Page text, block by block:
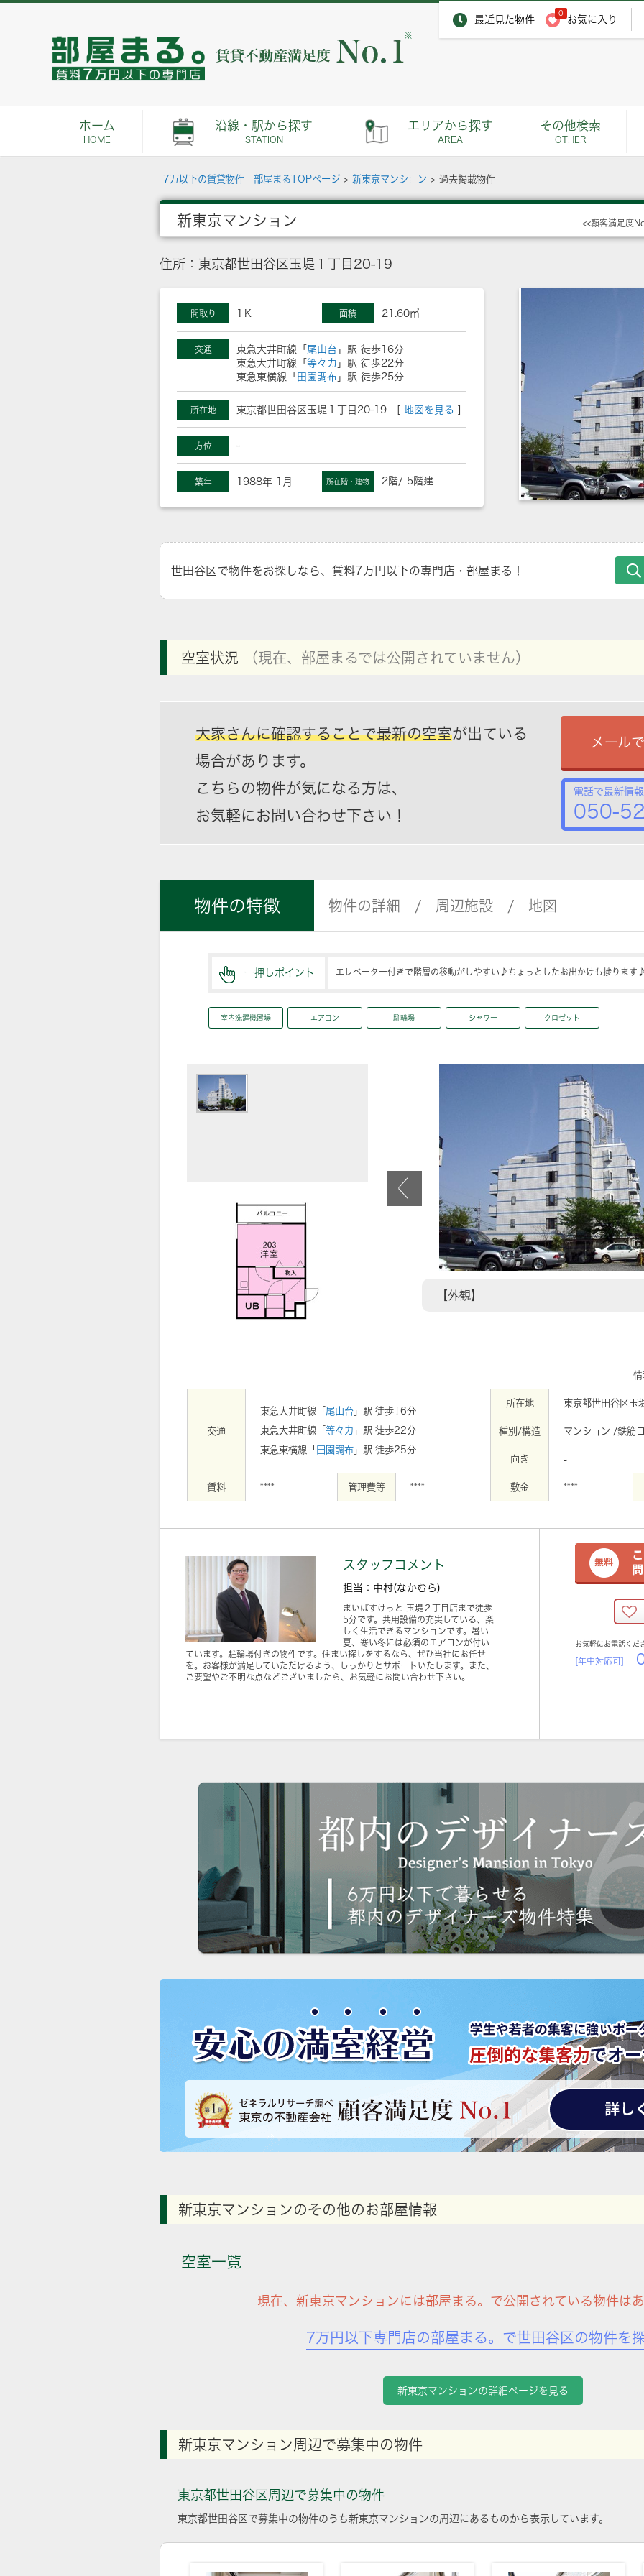
最近見た物件
0
お気に入り
※
ホーム
HOME
沿線・駅から探す
STATION
エリアから探す
AREA
その他検索
OTHER
7万以下の賃貸物件 部屋まるTOPページ > 新東京マンション > 過去掲載物件
新東京マンション <<顧客満足度
住所：東京都世田谷区玉堤１丁目20-19
間取り 1Ｋ 面積 21.60㎡
交通 東急大井町線「 尾山台 」駅 徒歩16分
東急大井町線「 等々力 」駅 徒歩22分
東急東横線「 田園調布 」駅 徒歩25分
所在地 東京都世田谷区玉堤１丁目20-19 [ 地図を見る
方位 -
築年 1988年 1月 所在階・建物 2階/ 5階建
世田谷区で物件をお探しなら、賃料7万円以下の専門店・部屋まる！
空室状況 （現在、部屋まるでは公開されていません）
大家さんに確認することで最新の空室が出ている
場合があります。
こちらの物件が気になる方は、
お気軽にお問い合わせ下さい！
メール
電話で最新情
050-
物件の特徴 物件の詳細 周辺施設 地図
一押しポイント エレベーター付きで階層の移動がしやすい♪ちょっとしたお出かけも捗ります
室内洗濯機置場 エアコン 駐輪場 シャワー クロゼット
【外観】
交通
東急大井町線「 尾山台 」駅 徒歩16分
東急大井町線「 等々力 」駅 徒歩22分
東急東横線「 田園調布 」駅 徒歩25分
所在地 東京都世田谷区
種別/構造 マンション /鉄筋
向き -
賃料 **** 管理費等 **** 敷金 ****
スタッフコメント
担当：中村(なかむら)
まいばすけっと 玉堤２丁目店まで徒歩
5分です。共用設備の充実している、楽
しく生活できるマンションです。暑い
夏、寒い冬には必須のエアコンが付い
ています。駐輪場付きの物件です。住まい探しをするなら、ぜひ当社にお任せ
を。お客様が満足していただけるよう、しっかりとサポートいたします。また、
ご要望やご不明な点などございましたら、お気軽にお問い合わせ下さい。
お気軽にお電話くだ
[年中対応可]
新東京マンションのその他のお部屋情報
空室一覧
現在、新東京マンションには部屋まる。で公開されている物件は
7万円以下専門店の部屋まる。で世田谷区の物件を
新東京マンションの詳細ページを見る
新東京マンション周辺で募集中の物件
東京都世田谷区周辺で募集中の物件
東京都世田谷区で募集中の物件のうち新東京マンションの周辺にあるものから表示しています。